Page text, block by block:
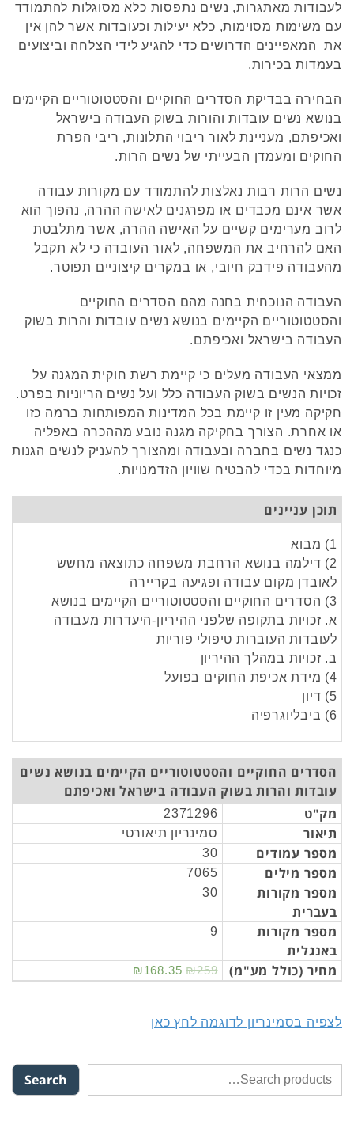
לעבודות מאתגרות, נשים נתפסות כלא מסוגלות להתמודד
עם משימות מסוימות, כלא יעילות וכעובדות אשר להן אין
את המאפיינים הדרושים כדי להגיע לידי הצלחה וביצועים
בעמדות בכירות.
הבחירה בבדיקת הסדרים החוקיים והסטטוטוריים הקיימים
בנושא נשים עובדות והורות בשוק העבודה בישראל
ואכיפתם, מעניינת לאור ריבוי התלונות, ריבי הפרת
החוקים ומעמדן הבעייתי של נשים הרות.
נשים הרות רבות נאלצות להתמודד עם מקורות עבודה
אשר אינם מכבדים או מפרגנים לאישה ההרה, נהפוך הוא
לרוב מערימים קשיים על האישה ההרה, אשר מתלבטת
האם להרחיב את המשפחה, לאור העובדה כי לא תקבל
מהעבודה פידבק חיובי, או במקרים קיצוניים תפוטר.
העבודה הנוכחית בחנה מהם הסדרים החוקיים
והסטטוטוריים הקיימים בנושא נשים עובדות והרות בשוק
העבודה בישראל ואכיפתם.
ממצאי העבודה מעלים כי קיימת רשת חוקית המגנה על
זכויות הנשים בשוק העבודה כלל ועל נשים הריוניות בפרט.
חקיקה מעין זו קיימת בכל המדינות המפותחות ברמה כזו
או אחרת. הצורך בחקיקה מגנה נובע מההכרה באפליה
כנגד נשים בחברה ובעבודה ומהצורך להעניק לנשים הגנות
מיוחדות בכדי להבטיח שוויון הזדמנויות.
תוכן עניינים
1) מבוא
2) דילמה בנושא הרחבת משפחה כתוצאה מחשש
לאובדן מקום עבודה ופגיעה בקריירה
3) הסדרים החוקיים והסטטוטוריים הקיימים בנושא
א. זכויות בתקופה שלפני ההיריון-היעדרות מעבודה
לעובדות העוברות טיפולי פוריות
ב. זכויות במהלך ההיריון
4) מידת אכיפת החוקים בפועל
5) דיון
6) ביבליוגרפיה
הסדרים החוקיים והסטטוטוריים הקיימים בנושא נשים
עובדות והרות בשוק העבודה בישראל ואכיפתם
מק"ט
2371296
תיאור סמינריון תיאורטי
מספר עמודים 30
מספר מילים 7065
מספר מקורות
בעברית
30
מספר מקורות
באנגלית
9
מחיר (כולל מע"מ) ₪168.35 ₪259
לצפיה בסמינריון לדוגמה לחץ כאן
Search